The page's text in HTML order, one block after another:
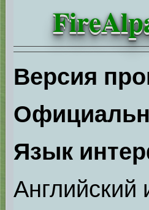
Версия
Язык
Английский